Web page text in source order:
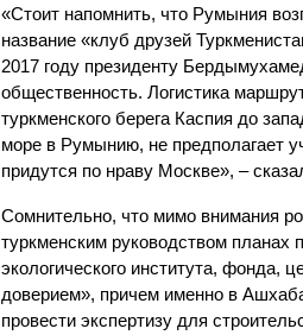
«Стоит напомнить, что Румыния
название «клуб друзей
2017 году президенту
общественность. Логистика
туркменского берега Каспия до
море в Румынию, не предполагает
придутся по нраву Москве», –
Сомнительно, что мимо внимания
туркменским руководством
экологического института, фонда,
доверием», причем именно в
провести экспертизу для